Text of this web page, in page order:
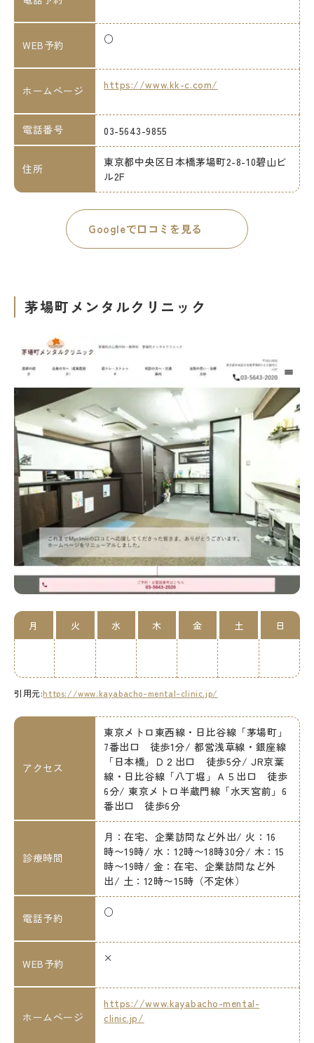
WEB予約 ○
ホームページ https://www.kk-c.com/
電話番号 03-5643-9855
住所
東京都中央区日本橋茅場町2-8-10碧山ビ
ル2F
Googleで口コミを見る
茅場町メンタルクリニック
月 火 水 木 金 土 日
引用元:https://www.kayabacho-mental-clinic.jp/
アクセス
東京メトロ東西線・日比谷線「茅場町」
7番出口 徒歩1分/ 都営浅草線・銀座線
「日本橋」Ｄ２出口 徒歩5分/ JR京葉
線・日比谷線「八丁堀」Ａ５出口 徒歩
6分/ 東京メトロ半蔵門線「水天宮前」6
番出口 徒歩6分
診療時間
月：在宅、企業訪問など外出/ 火：16
時〜19時/ 水：12時〜18時30分/ 木：15
時〜19時/ 金：在宅、企業訪問など外
出/ 土：12時〜15時（不定休）
電話予約 ○
WEB予約 ×
ホームページ
https://www.kayabacho-mental-
clinic.jp/